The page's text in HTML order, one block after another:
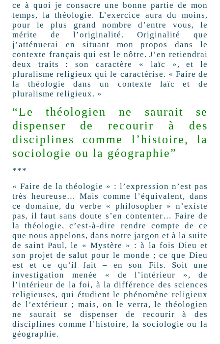
ce à quoi je consacre une bonne partie de mon
temps, la théologie. L’exercice aura du moins,
pour le plus grand nombre d’entre vous, le
mérite de l’originalité. Originalité que
j’atténuerai en situant mon propos dans le
contexte français qui est le nôtre. J’en retiendrai
deux traits : son caractère « laïc », et le
pluralisme religieux qui le caractérise. « Faire de
la théologie dans un contexte laïc et de
pluralisme religieux. »
“Le théologien ne saurait se
dispenser de recourir à des
disciplines comme l’histoire, la
sociologie ou la géographie”
***
« Faire de la théologie » : l’expression n’est pas
très heureuse… Mais comme l’équivalent, dans
ce domaine, du verbe « philosopher » n’existe
pas, il faut sans doute s’en contenter… Faire de
la théologie, c’est-à-dire rendre compte de ce
que nous appelons, dans notre jargon et à la suite
de saint Paul, le « Mystère » : à la fois Dieu et
son projet de salut pour le monde ; ce que Dieu
est et ce qu’il fait – en son Fils. Soit une
investigation menée « de l’intérieur », de
l’intérieur de la foi, à la différence des sciences
religieuses, qui étudient le phénomène religieux
de l’extérieur ; mais, on le verra, le théologien
ne saurait se dispenser de recourir à des
disciplines comme l’histoire, la sociologie ou la
géographie.